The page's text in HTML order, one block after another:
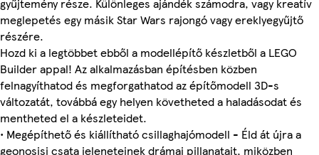
meglepetés egy másik Star Wars rajongó vagy ereklyegyűjtő
részére.
Hozd ki a legtöbbet ebből a modellépítő készletből a LEGO
Builder appal! Az alkalmazásban építésben közben
felnagyíthatod és megforgathatod az építőmodell 3D-s
változatát, továbbá egy helyen követheted a haladásodat és
mentheted el a készleteidet.
• Megépíthető és kiállítható csillaghajómodell - Éld át újra a
geonosisi csata jeleneteinek drámai pillanatait, miközben